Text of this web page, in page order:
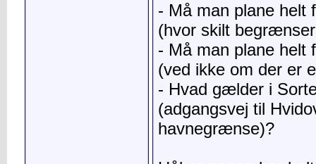
- Må man plane helt
(hvor skilt
- Må man plane helt
(ved ikke om der er
- Hvad gælder i
(adgangsvej til
havnegrænse)?